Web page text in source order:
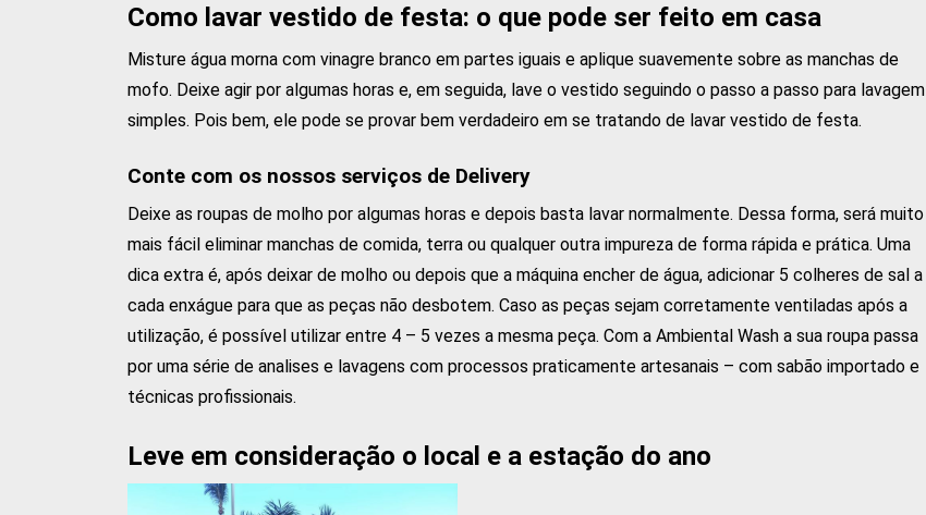
Como lavar vestido de festa: o que pode ser feito em casa
Misture água morna com vinagre branco em partes iguais e aplique suavemente sobre as manchas de
mofo. Deixe agir por algumas horas e, em seguida, lave o vestido seguindo o passo a passo para lavagem
simples. Pois bem, ele pode se provar bem verdadeiro em se tratando de lavar vestido de festa.
Conte com os nossos serviços de Delivery
Deixe as roupas de molho por algumas horas e depois basta lavar normalmente. Dessa forma, será muito
mais fácil eliminar manchas de comida, terra ou qualquer outra impureza de forma rápida e prática. Uma
dica extra é, após deixar de molho ou depois que a máquina encher de água, adicionar 5 colheres de sal a
cada enxágue para que as peças não desbotem. Caso as peças sejam corretamente ventiladas após a
utilização, é possível utilizar entre 4 – 5 vezes a mesma peça. Com a Ambiental Wash a sua roupa passa
por uma série de analises e lavagens com processos praticamente artesanais – com sabão importado e
técnicas profissionais.
Leve em consideração o local e a estação do ano